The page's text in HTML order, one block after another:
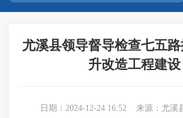
尤溪县领导督导检查七五
升改造工程建设
日期：2024-12-24 16:52 来源：尤溪